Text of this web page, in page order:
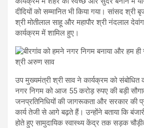
दीदियों को सम्मानित भी किया गया। सांसद श्री
श्री मोतीलाल साहू और महापौर श्री नंदलाल
कार्यक्रम में शामिल हुए।
उप मुख्यमंत्री श्री साव ने कार्यक्रम को संबोधित
नगर निगम को आज 55 करोड़ रुपए की बड़ी
जनप्रतिनिधियों की जागरूकता और सरकार की
कार्य तेजी से आगे बढ़ते हैं। उन्होंने बताया कि
होते हुए सामुदायिक स्वास्थ्य केंद्र तक सड़क